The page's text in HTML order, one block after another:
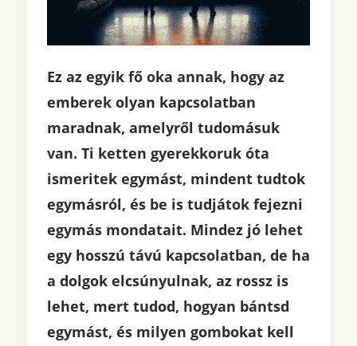
Ez az egyik fő oka annak, hogy az
emberek olyan kapcsolatban
maradnak, amelyről tudomásuk
van. Ti ketten gyerekkoruk óta
ismeritek egymást, mindent tudtok
egymásról, és be is tudjátok fejezni
egymás mondatait. Mindez jó lehet
egy hosszú távú kapcsolatban, de ha
a dolgok elcsúnyulnak, az rossz is
lehet, mert tudod, hogyan bántsd
egymást, és milyen gombokat kell